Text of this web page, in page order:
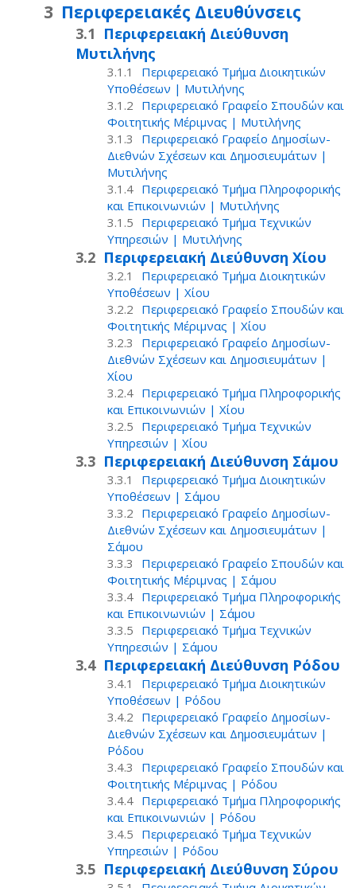
Περιφερειακές Διευθύνσεις
Περιφερειακή Διεύθυνση
Μυτιλήνης
Περιφερειακό Τμήμα Διοικητικών
Υποθέσεων | Μυτιλήνης
Περιφερειακό Γραφείο Σπουδών και
Φοιτητικής Μέριμνας | Μυτιλήνης
Περιφερειακό Γραφείο Δημοσίων-
Διεθνών Σχέσεων και Δημοσιευμάτων |
Μυτιλήνης
Περιφερειακό Τμήμα Πληροφορικής
και Επικοινωνιών | Μυτιλήνης
Περιφερειακό Τμήμα Τεχνικών
Υπηρεσιών | Μυτιλήνης
Περιφερειακή Διεύθυνση Χίου
Περιφερειακό Τμήμα Διοικητικών
Υποθέσεων | Χίου
Περιφερειακό Γραφείο Σπουδών και
Φοιτητικής Μέριμνας | Χίου
Περιφερειακό Γραφείο Δημοσίων-
Διεθνών Σχέσεων και Δημοσιευμάτων |
Χίου
Περιφερειακό Τμήμα Πληροφορικής
και Επικοινωνιών | Χίου
Περιφερειακό Τμήμα Τεχνικών
Υπηρεσιών | Χίου
Περιφερειακή Διεύθυνση Σάμου
Περιφερειακό Τμήμα Διοικητικών
Υποθέσεων | Σάμου
Περιφερειακό Γραφείο Δημοσίων-
Διεθνών Σχέσεων και Δημοσιευμάτων |
Σάμου
Περιφερειακό Γραφείο Σπουδών και
Φοιτητικής Μέριμνας | Σάμου
Περιφερειακό Τμήμα Πληροφορικής
και Επικοινωνιών | Σάμου
Περιφερειακό Τμήμα Τεχνικών
Υπηρεσιών | Σάμου
Περιφερειακή Διεύθυνση Ρόδου
Περιφερειακό Τμήμα Διοικητικών
Υποθέσεων | Ρόδου
Περιφερειακό Γραφείο Δημοσίων-
Διεθνών Σχέσεων και Δημοσιευμάτων |
Ρόδου
Περιφερειακό Γραφείο Σπουδών και
Φοιτητικής Μέριμνας | Ρόδου
Περιφερειακό Τμήμα Πληροφορικής
και Επικοινωνιών | Ρόδου
Περιφερειακό Τμήμα Τεχνικών
Υπηρεσιών | Ρόδου
Περιφερειακή Διεύθυνση Σύρου